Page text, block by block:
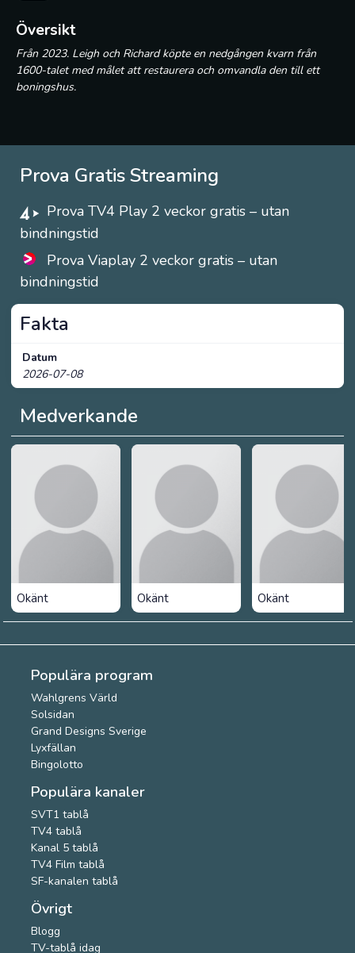
Översikt
Från 2023. Leigh och Richard köpte en nedgången kvarn från
1600-talet med målet att restaurera och omvandla den till ett
boningshus.
Prova Gratis Streaming
Prova TV4 Play 2 veckor gratis – utan
bindningstid
Prova Viaplay 2 veckor gratis – utan
bindningstid
Medverkande
Okänt Okänt Okänt
Fakta
Datum
2026-07-08
Populära program
Wahlgrens Värld
Solsidan
Grand Designs Sverige
Lyxfällan
Bingolotto
Populära kanaler
SVT1 tablå
TV4 tablå
Kanal 5 tablå
TV4 Film tablå
SF-kanalen tablå
Övrigt
Blogg
TV-tablå idag